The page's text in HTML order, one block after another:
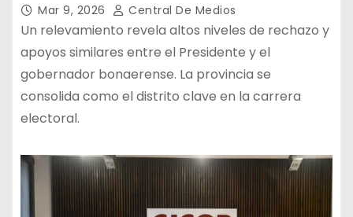
Mar 9, 2026 Central De Medios
Un relevamiento revela altos niveles de rechazo y
apoyos similares entre el Presidente y el
gobernador bonaerense. La provincia se
consolida como el distrito clave en la carrera
electoral.